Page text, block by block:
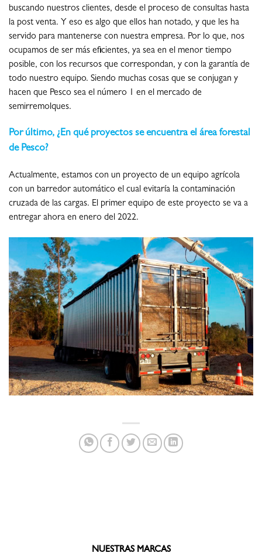
buscando nuestros clientes, desde el proceso de consultas hasta
la post venta. Y eso es algo que ellos han notado, y que les ha
servido para mantenerse con nuestra empresa. Por lo que, nos
ocupamos de ser más eficientes, ya sea en el menor tiempo
posible, con los recursos que correspondan, y con la garantía de
todo nuestro equipo. Siendo muchas cosas que se conjugan y
hacen que Pesco sea el número 1 en el mercado de
semirremolques.
Por último, ¿En qué proyectos se encuentra el área forestal
de Pesco?
Actualmente, estamos con un proyecto de un equipo agrícola
con un barredor automático el cual evitaría la contaminación
cruzada de las cargas. El primer equipo de este proyecto se va a
entregar ahora en enero del 2022.
NUESTRAS MARCAS